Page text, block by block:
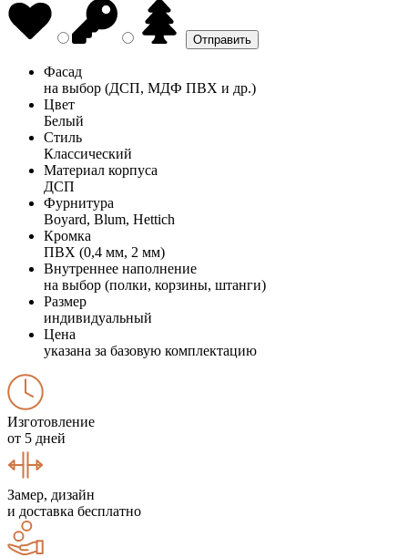
Фасад
на выбор (ДСП, МДФ ПВХ и др.)
Цвет
Белый
Стиль
Классический
Материал корпуса
ДСП
Фурнитура
Boyard, Blum, Hettich
Кромка
ПВХ (0,4 мм, 2 мм)
Внутреннее наполнение
на выбор (полки, корзины, штанги)
Размер
индивидуальный
Цена
указана за базовую комплектацию
Изготовление
от 5 дней
Замер, дизайн
и доставка бесплатно